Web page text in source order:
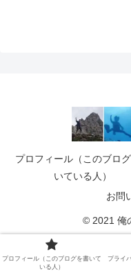
プロフィール（このブロ
いている人）
お問
© 2021 俺
プロフィール（このブログを書いて
いる人）
プライ